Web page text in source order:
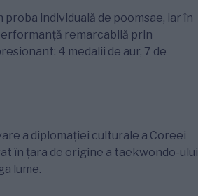
individuală de poomsae, iar în
remarcabilă prin
4 medalii de aur, 7 de
a diplomației culturale a Coreei
în țara de origine a taekwondo-ului
lume.